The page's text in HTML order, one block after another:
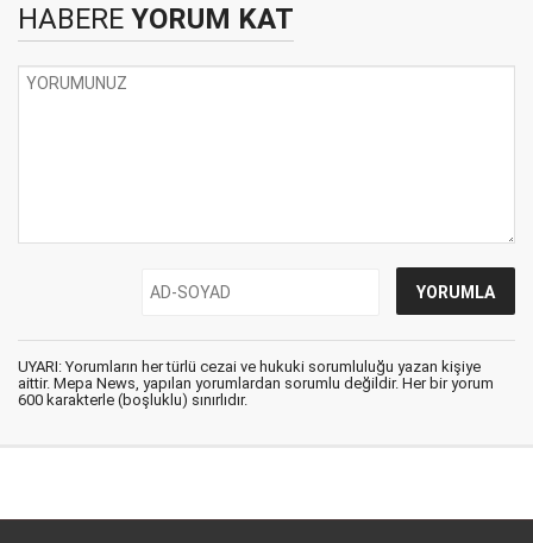
HABERE YORUM KAT
UYARI: Yorumların her türlü cezai ve hukuki sorumluluğu yazan kişiye
aittir. Mepa News, yapılan yorumlardan sorumlu değildir. Her bir yorum
600 karakterle (boşluklu) sınırlıdır.